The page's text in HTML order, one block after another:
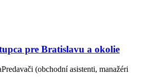
pre Bratislavu a okolie
Predavači (obchodní asistenti, manažéri